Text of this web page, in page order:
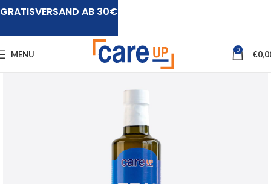
MENU 0 €
GRATISVERSAND AB 30€